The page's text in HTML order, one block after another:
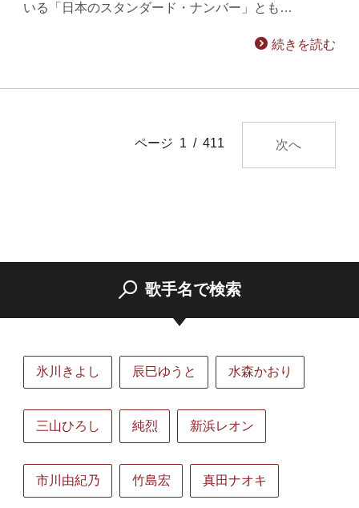
いる「日本のスタンダード・ナンバー」とも…
続きを読む
ページ 1 / 411 次へ
歌手名で検索
氷川きよし 辰巳ゆうと 水森かおり
三山ひろし 純烈 新浜レオン
市川由紀乃 竹島宏 真田ナオキ